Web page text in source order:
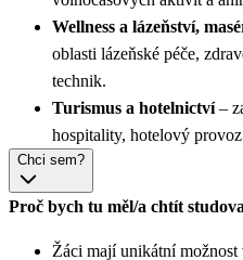
Wellness a lázeňství,
oblasti lázeňské péče,
technik.
Turismus a hotelnictví–
hospitality, hotelový
Chci sem?
Proč bych tu měl/a chtít
Žáci mají unikátní možnost